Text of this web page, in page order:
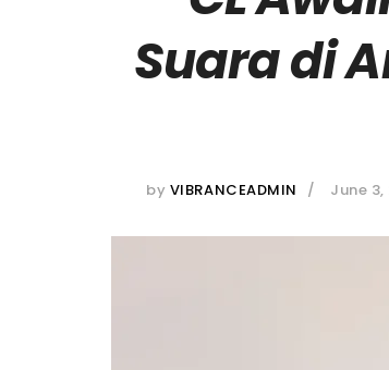
Suara di
by VIBRANCEADMIN June 3,